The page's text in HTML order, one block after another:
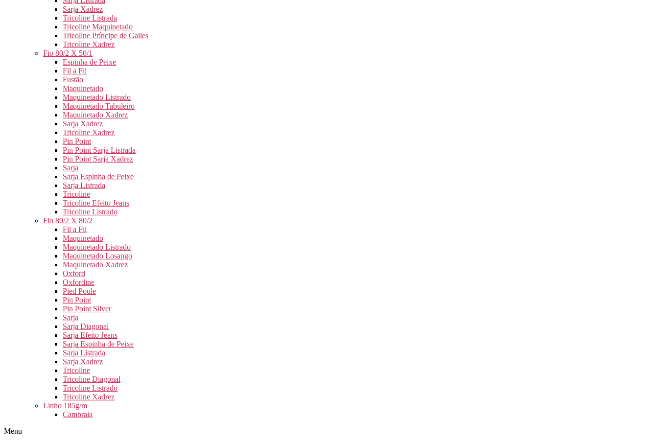
Sarja Xadrez
Tricoline Listrada
Tricoline Maquinetado
Tricoline Príncipe de Galles
Tricoline Xadrez
Fio 80/2 X 50/1
Espinha de Peixe
Fil a Fil
Fustão
Maquinetado
Maquinetado Listrado
Maquinetado Tabuleiro
Maquinetado Xadrez
Sarja Xadrez
Tricoline Xadrez
Pin Point
Pin Point Sarja Listrada
Pin Point Sarja Xadrez
Sarja
Sarja Espinha de Peixe
Sarja Listrada
Tricoline
Tricoline Efeito Jeans
Tricoline Listrado
Fio 80/2 X 80/2
Fil a Fil
Maquinetado
Maquinetado Listrado
Maquinetado Losango
Maquinetado Xadrez
Oxford
Oxfordine
Pied Poule
Pin Point
Pin Point Silver
Sarja
Sarja Diagonal
Sarja Efeito Jeans
Sarja Espinha de Peixe
Sarja Listrada
Sarja Xadrez
Tricoline
Tricoline Diagonal
Tricoline Listrado
Tricoline Xadrez
Linho 185g/m
Cambraia
Menu